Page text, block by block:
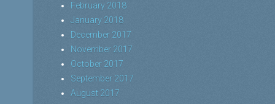
February 2018
January 2018
December 2017
November 2017
October 2017
September 2017
August 2017